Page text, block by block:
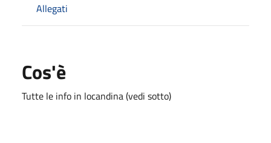
Allegati
Cos'è
Tutte le info in locandina (vedi sotto)